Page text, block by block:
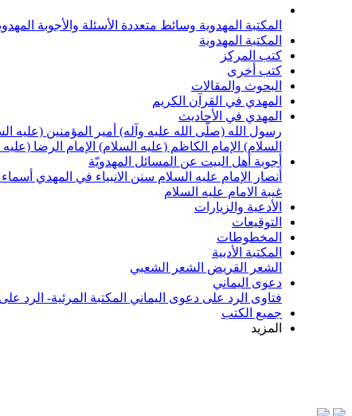
المكتبة المهدوية وسائط متعددة الأسئلة والأجوبة
المكتبة المهدوية
كتب المركز
كتب أخرى
البحوث والمقالات
المهدي في القرآن الكريم
المهدي في الأحاديث
رسول الله (صلّى الله عليه وآله) أمير المؤمنين (عليه
السلام) الإمام الكاظم (عليه السلام) الإمام الرضا
أجوبة أهل البيت عن المسائل المهدويّة
أنصار الإمام عليه السلام سنن الانبياء في المهدي
غيبة الامام عليه السلام
الأدعية والزيارات
التوقيعات
المخطوطات
المكتبة الأدبية
الشعر القريض الشعر الشعبي
دعوى اليماني
فتاوى الرد على دعوى اليماني المكتبة المرئية- الرد
جميع الكتب
المزيد
بسم